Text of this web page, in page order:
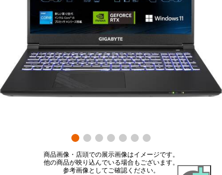
商品画像・店頭での展示画像はイメージです。
他の商品が映り込んでいる場合もございます。
参考画像としてご確認ください。